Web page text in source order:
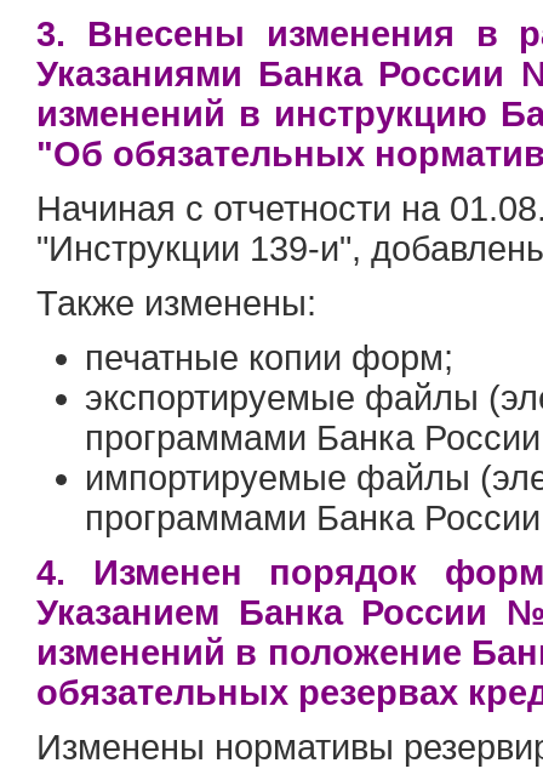
3. Внесены изменения в
Указаниями Банка России
изменений в инструкцию
"Об обязательных
Начиная с отчетности на
"Инструкции 139-и",
Также изменены:
печатные копии форм;
экспортируемые файлы
программами Банка
импортируемые файлы
программами Банка
4. Изменен порядок
Указанием Банка России
изменений в положение
обязательных резервах
Изменены нормативы